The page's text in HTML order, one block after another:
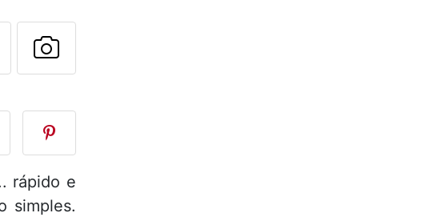
receita a um amigo
esta página
Falar com o autor da receita
Fez esta receita? Compartilhe
rápido e
simples.